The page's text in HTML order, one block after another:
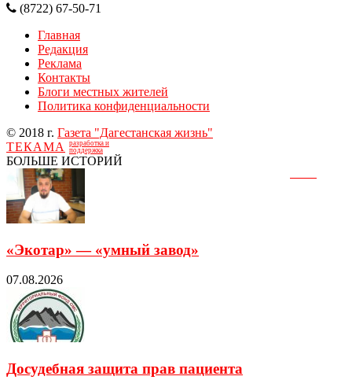
(8722) 67-50-71
Главная
Редакция
Реклама
Контакты
Блоги местных жителей
Политика конфиденциальности
© 2018 г. Газета "Дагестанская жизнь"
ТЕКАМА
разработка и
поддержка
БОЛЬШЕ ИСТОРИЙ
«Экотар» — «умный завод»
07.08.2026
Досудебная защита прав пациента